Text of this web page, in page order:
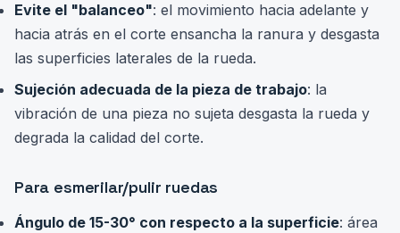
Evite el "balanceo": el movimiento hacia adelante y
hacia atrás en el corte ensancha la ranura y desgasta
las superficies laterales de la rueda.
Sujeción adecuada de la pieza de trabajo: la
vibración de una pieza no sujeta desgasta la rueda y
degrada la calidad del corte.
Para esmerilar/pulir ruedas
Ángulo de 15-30° con respecto a la superficie: área